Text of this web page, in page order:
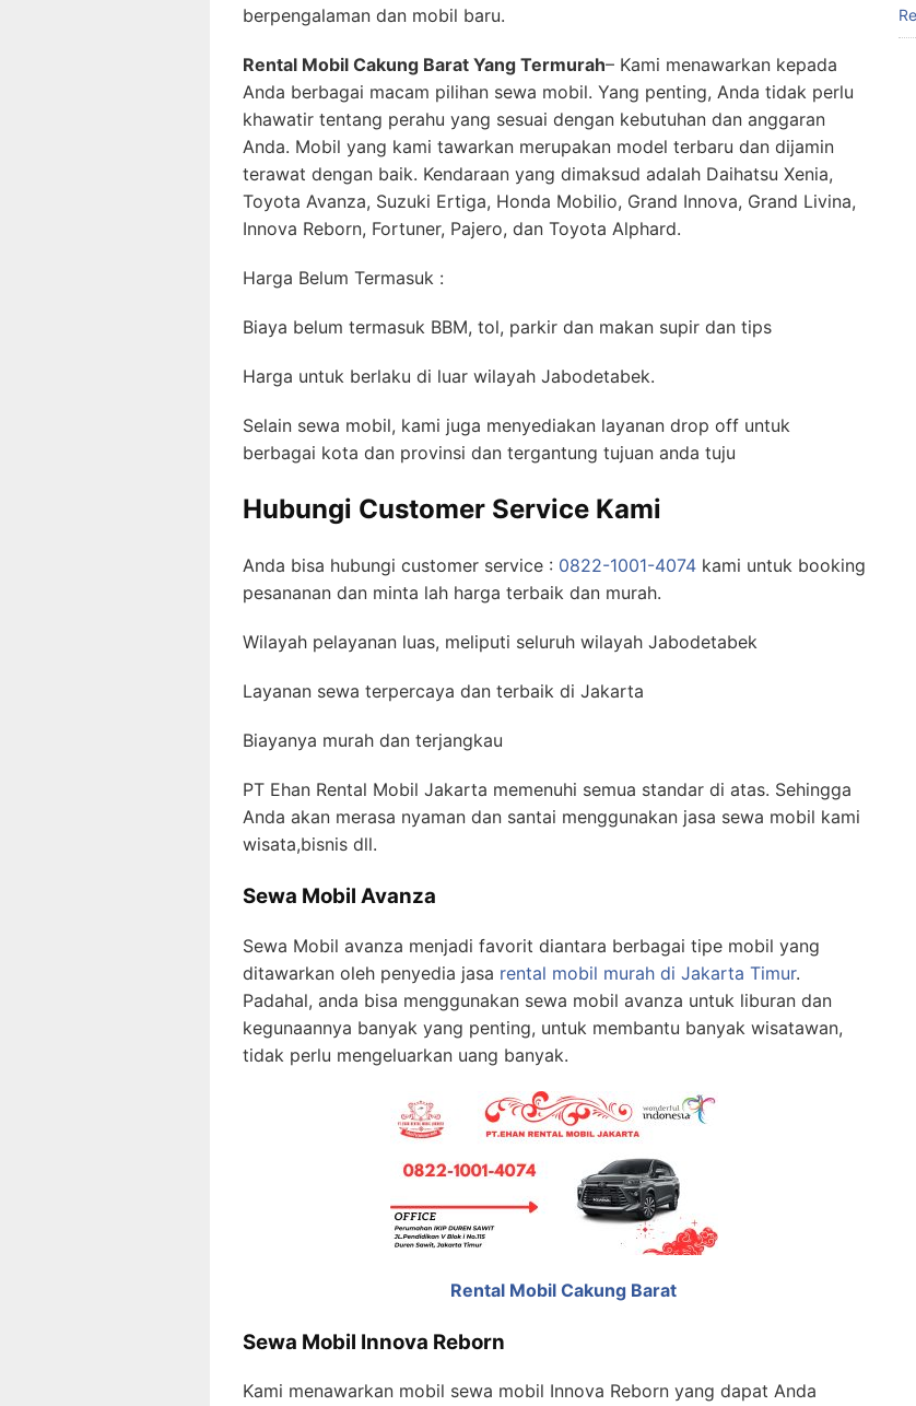
berpengalaman dan mobil baru.
Rental Mobil Cakung Barat Yang Termurah– Kami menawarkan kepada
Anda berbagai macam pilihan sewa mobil. Yang penting, Anda tidak perlu
khawatir tentang perahu yang sesuai dengan kebutuhan dan anggaran
Anda. Mobil yang kami tawarkan merupakan model terbaru dan dijamin
terawat dengan baik. Kendaraan yang dimaksud adalah Daihatsu Xenia,
Toyota Avanza, Suzuki Ertiga, Honda Mobilio, Grand Innova, Grand Livina,
Innova Reborn, Fortuner, Pajero, dan Toyota Alphard.
Harga Belum Termasuk :
Biaya belum termasuk BBM, tol, parkir dan makan supir dan tips
Harga untuk berlaku di luar wilayah Jabodetabek.
Selain sewa mobil, kami juga menyediakan layanan drop off untuk
berbagai kota dan provinsi dan tergantung tujuan anda tuju
Hubungi Customer Service Kami
Anda bisa hubungi customer service : 0822-1001-4074 kami untuk booking
pesananan dan minta lah harga terbaik dan murah.
Wilayah pelayanan luas, meliputi seluruh wilayah Jabodetabek
Layanan sewa terpercaya dan terbaik di Jakarta
Biayanya murah dan terjangkau
PT Ehan Rental Mobil Jakarta memenuhi semua standar di atas. Sehingga
Anda akan merasa nyaman dan santai menggunakan jasa sewa mobil kami
wisata,bisnis dll.
Sewa Mobil Avanza
Sewa Mobil avanza menjadi favorit diantara berbagai tipe mobil yang
ditawarkan oleh penyedia jasa rental mobil murah di Jakarta Timur.
Padahal, anda bisa menggunakan sewa mobil avanza untuk liburan dan
kegunaannya banyak yang penting, untuk membantu banyak wisatawan,
tidak perlu mengeluarkan uang banyak.
Rental Mobil Cakung Barat
Sewa Mobil Innova Reborn
Kami menawarkan mobil sewa mobil Innova Reborn yang dapat Anda